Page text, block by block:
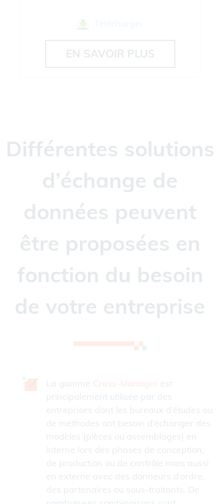
EN SAVOIR PLUS
Différentes solutions
d’échange de
données peuvent
être proposées en
fonction du besoin
de votre entreprise
La gamme
est
principalement utilisée par des
entreprises dont les bureaux d’études ou
de méthodes ont besoin d’échanger des
modèles (pièces ou assemblages) en
interne lors des phases de conception,
de production ou de contrôle mais aussi
en externe avec des donneurs d’ordre,
des partenaires ou sous-traitants. De